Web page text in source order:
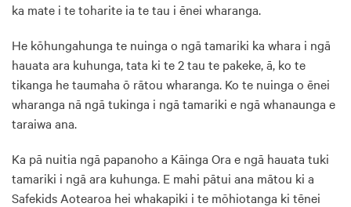
ka mate i te toharite ia te tau i ēnei wharanga.
He kōhungahunga te nuinga o ngā tamariki ka whara i ngā
hauata ara kuhunga, tata ki te 2 tau te pakeke, ā, ko te
tikanga he taumaha ō rātou wharanga. Ko te nuinga o ēnei
wharanga nā ngā tukinga i ngā tamariki e ngā whanaunga e
taraiwa ana.
Ka pā nuitia ngā papanoho a Kāinga Ora e ngā hauata tuki
tamariki i ngā ara kuhunga. E mahi pātui ana mātou ki a
Safekids Aotearoa hei whakapiki i te mōhiotanga ki tēnei